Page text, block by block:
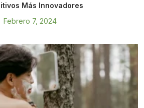
Más Innovadores
Febrero 7, 2024